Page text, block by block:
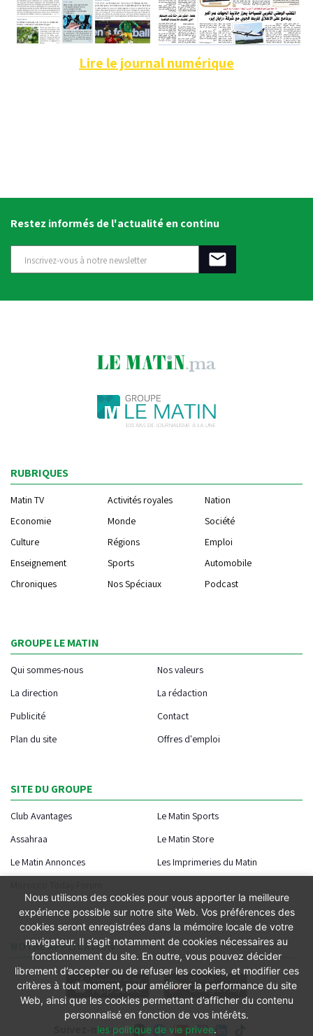
Lire le journal numérique
Restez informés de l'actualité en continu
Suivez-nous
RUBRIQUES
Matin TV Activités royales
Nation
Economie
Monde
Société
Culture
Régions
Emploi
Enseignement
Sports
Automobile
Chroniques
Nos Spéciaux Podcast
GROUPE LE MATIN
Qui sommes-nous
Nos valeurs
La direction
La rédaction
Publicité
Contact
Plan du site
Offres d'emploi
SITE DU GROUPE
Club Avantages
Le Matin Sports
Assahraa
Le Matin Store
Le Matin Annonces
Les Imprimeries du Matin
NOTRE APPLICATION
Nous utilisons des cookies pour vous apporter la meilleure
expérience possible sur notre site Web. Vos préférences des
cookies seront enregistrées dans la mémoire locale de votre
navigateur. Il s’agit notamment de cookies nécessaires au
fonctionnement du site. En outre, vous pouvez décider
librement d’accepter ou de refuser les cookies, et modifier ces
critères à tout moment, pour améliorer la performance du site
Web, ainsi que les cookies permettant d’afficher du contenu
personnalisé en fonction de vos intérêts.
les politique de vie privee.